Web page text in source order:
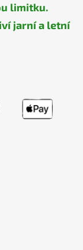
limitku.
jarní a letní